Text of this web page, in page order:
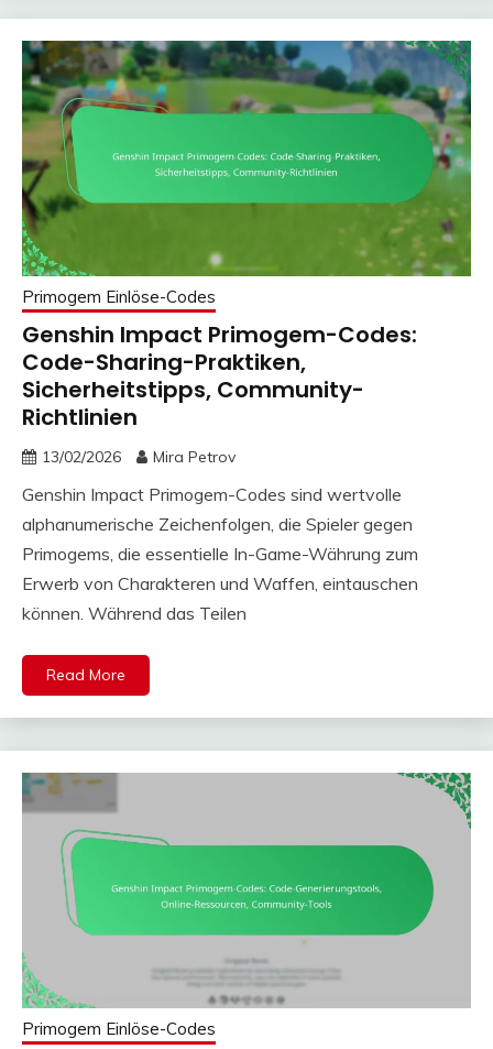
Primogem Einlöse-Codes
Genshin Impact Primogem-Codes:
Code-Sharing-Praktiken,
Sicherheitstipps, Community-
Richtlinien
13/02/2026 Mira Petrov
Genshin Impact Primogem-Codes sind wertvolle
alphanumerische Zeichenfolgen, die Spieler gegen
Primogems, die essentielle In-Game-Währung zum
Erwerb von Charakteren und Waffen, eintauschen
können. Während das Teilen
Read More
Primogem Einlöse-Codes